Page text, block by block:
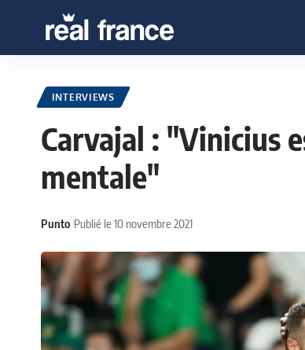
INTERVIEWS
Carvajal : "Vinicius
mentale"
Punto Publié le 10 novembre 2021